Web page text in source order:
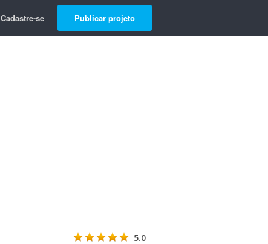
Cadastre-se Publicar projeto
5.0